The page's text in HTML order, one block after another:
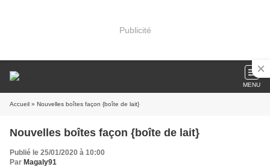
Publicité
MENU
Accueil » Nouvelles boîtes façon {boîte de lait}
Nouvelles boîtes façon {boîte de lait}
Publié le 25/01/2020 à 10:00
Par Magaly91